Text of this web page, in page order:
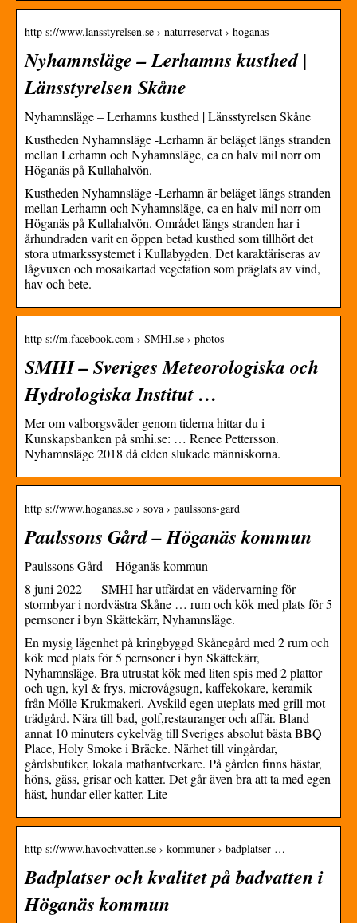
http s://www.lansstyrelsen.se › naturreservat › hoganas
Nyhamnsläge – Lerhamns kusthed |
Länsstyrelsen Skåne
Nyhamnsläge – Lerhamns kusthed | Länsstyrelsen Skåne
Kustheden Nyhamnsläge -Lerhamn är beläget längs stranden
mellan Lerhamn och Nyhamnsläge, ca en halv mil norr om
Höganäs på Kullahalvön.
Kustheden Nyhamnsläge -Lerhamn är beläget längs stranden
mellan Lerhamn och Nyhamnsläge, ca en halv mil norr om
Höganäs på Kullahalvön. Området längs stranden har i
århundraden varit en öppen betad kusthed som tillhört det
stora utmarkssystemet i Kullabygden. Det karaktäriseras av
lågvuxen och mosaikartad vegetation som präglats av vind,
hav och bete.
http s://m.facebook.com › SMHI.se › photos
SMHI – Sveriges Meteorologiska och
Hydrologiska Institut …
Mer om valborgsväder genom tiderna hittar du i
Kunskapsbanken på smhi.se: … Renee Pettersson.
Nyhamnsläge 2018 då elden slukade människorna.
http s://www.hoganas.se › sova › paulssons-gard
Paulssons Gård – Höganäs kommun
Paulssons Gård – Höganäs kommun
8 juni 2022 — SMHI har utfärdat en vädervarning för
stormbyar i nordvästra Skåne … rum och kök med plats för 5
pernsoner i byn Skättekärr, Nyhamnsläge.
En mysig lägenhet på kringbyggd Skånegård med 2 rum och
kök med plats för 5 pernsoner i byn Skättekärr,
Nyhamnsläge. Bra utrustat kök med liten spis med 2 plattor
och ugn, kyl & frys, microvågsugn, kaffekokare, keramik
från Mölle Krukmakeri. Avskild egen uteplats med grill mot
trädgård. Nära till bad, golf,restauranger och affär. Bland
annat 10 minuters cykelväg till Sveriges absolut bästa BBQ
Place, Holy Smoke i Bräcke. Närhet till vingårdar,
gårdsbutiker, lokala mathantverkare. På gården finns hästar,
höns, gäss, grisar och katter. Det går även bra att ta med egen
häst, hundar eller katter. Lite
http s://www.havochvatten.se › kommuner › badplatser-…
Badplatser och kvalitet på badvatten i
Höganäs kommun